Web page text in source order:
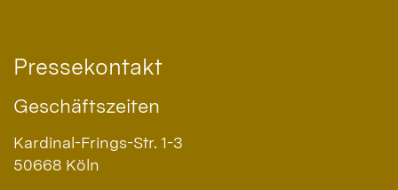
Pressekontakt
Geschäftszeiten
Kardinal-Frings-Str. 1-3
50668 Köln